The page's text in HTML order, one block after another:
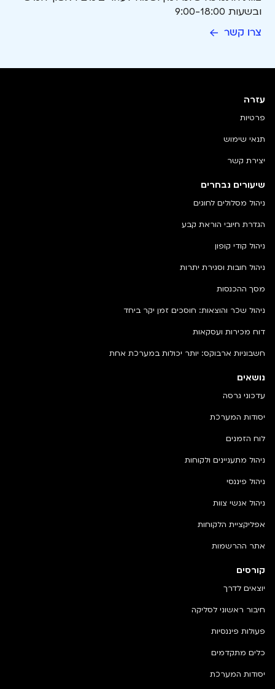
ובשעות 9:00-18:00
צרו קשר
קורסים
יוצאים לדרך
חיבור ראשוני לסליקה
פעולות פיננסיות
כלים מתקדמים
יסודות המערכת
נושאים
עדכוני גרסה
יסודות המערכת
לוח הזמנים
ניהול מתעניינים ולקוחות
ניהול פיננסי
ניהול אנשי צוות
אפליקציית הלקוחות
אתר ההרשמות
שיעורים נבחרים
ניהול מסלולים לחוגים
הגדרת חיובי הוראת קבע
ניהול קודי קופון
ניהול חובות וסגירת יתרות
מסך ההכנסות
ניהול שכר והוצאות: חוסכים זמן יקר ביחד
דוח מכירות ועסקאות
חשבוניות ארבוקס: יותר יכולות במערכת אחת
עזרה
פרטיות
תנאי שימוש
יצירת קשר